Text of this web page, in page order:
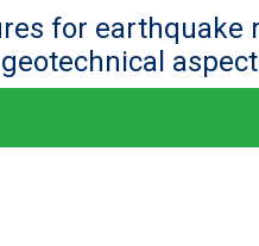
for earthquake